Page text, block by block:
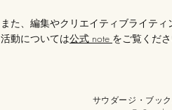
また、編集やクリエイティブライテ
活動については公式 note をご覧くださ
サウダージ・ブッ